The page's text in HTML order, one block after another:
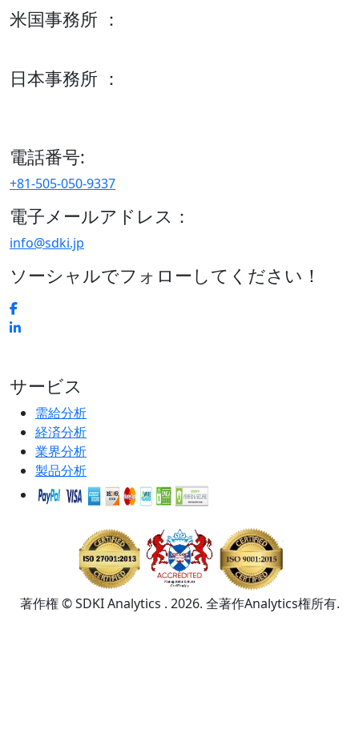
米国事務所 ：
日本事務所 ：
電話番号:
+81-505-050-9337
電子メールアドレス：
info@sdki.jp
ソーシャルでフォローしてください！
サービス
需給分析
経済分析
業界分析
製品分析
著作権 © SDKI Analytics . 2026. 全著作Analytics権所有.